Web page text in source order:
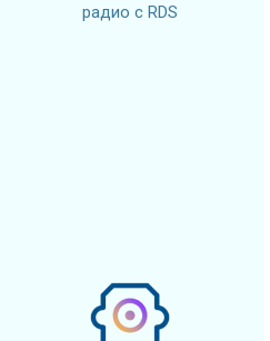
радио с RDS